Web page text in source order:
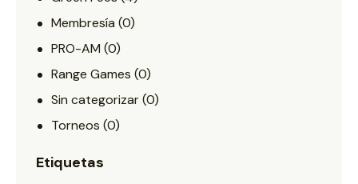
Membresía (0)
PRO-AM (0)
Range Games (0)
Sin categorizar(0)
Torneos (0)
Etiquetas